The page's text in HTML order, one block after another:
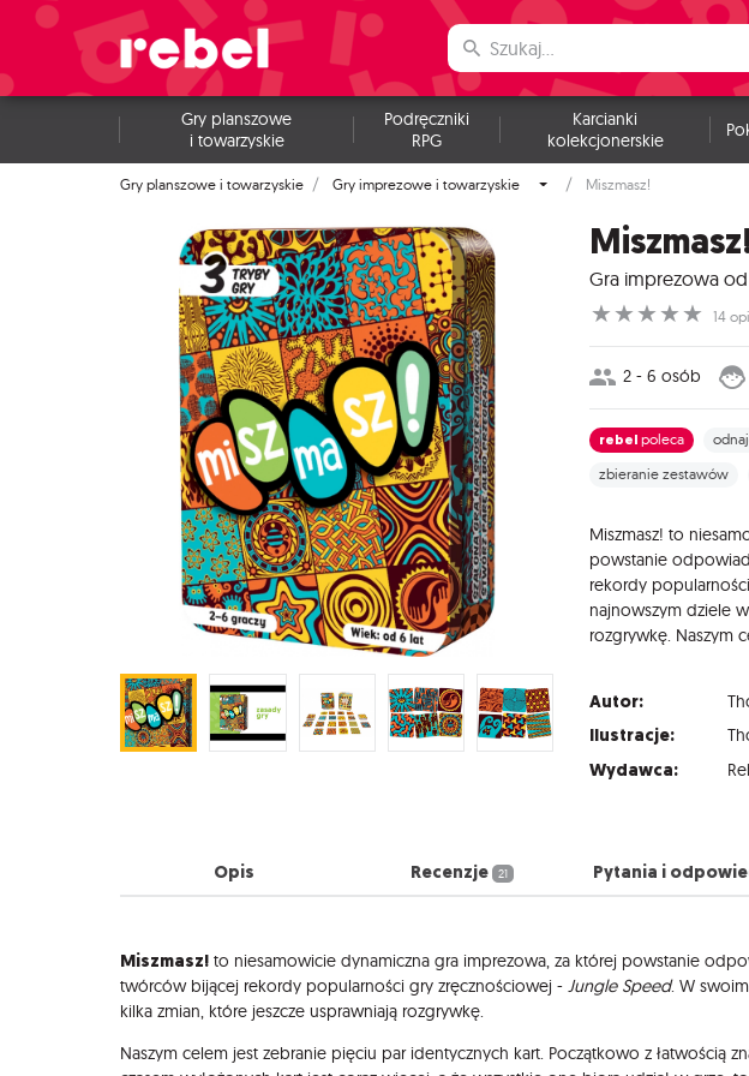
Gry planszowe
i towarzyskie
Podręczniki
RPG
Karcianki
kolekcjonerskie
Gry planszowe i towarzyskie Gry imprezowe i towarzyskie Miszmasz!
Gra imprezowa
☆
☆
☆
☆
☆ 14
2 - 6 osób
rebel poleca
zbieranie zestawów
Miszmasz! to
powstanie
rekordy
najnowszym dziele
Autor:
Ilustracje:
Wydawca:
Opis Recenzje 21 Pytania i
Opis
Miszmasz! to niesamowicie dynamiczna gra imprezowa, za której powstanie
twórców bijącej rekordy popularności gry zręcznościowej - Jungle Speed. W
kilka zmian, które jeszcze usprawniają rozgrywkę.
Naszym celem jest zebranie pięciu par identycznych kart. Początkowo z łatwością